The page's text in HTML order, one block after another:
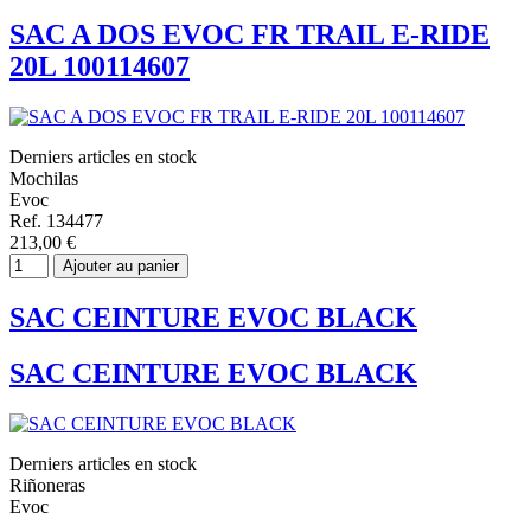
SAC A DOS EVOC FR TRAIL E-RIDE
20L 100114607
Derniers articles en stock
Mochilas
Evoc
Ref. 134477
213,00 €
Ajouter au panier
SAC CEINTURE EVOC BLACK
SAC CEINTURE EVOC BLACK
Derniers articles en stock
Riñoneras
Evoc